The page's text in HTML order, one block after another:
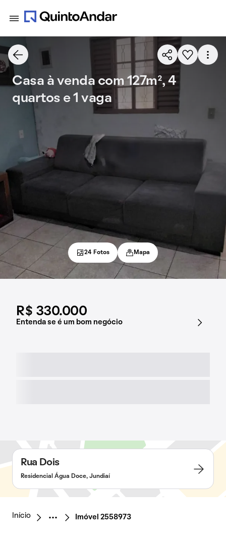
R$ 330.000
Entenda se é um bom negócio
Casa à venda com 127m², 4
quartos e 1 vaga
24 Fotos Mapa
Rua Dois
Residencial Água Doce, Jundiaí
Início Imóvel 2558973